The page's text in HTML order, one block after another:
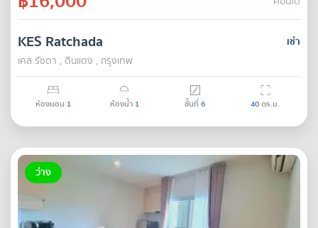
เช่า
KES Ratchada
เคส รัชดา , ดินแดง , กรุงเทพ
ห้องนอน 1 ห้องน้ำ 1 ชั้นที่6 40ตร.ม.
ว่าง